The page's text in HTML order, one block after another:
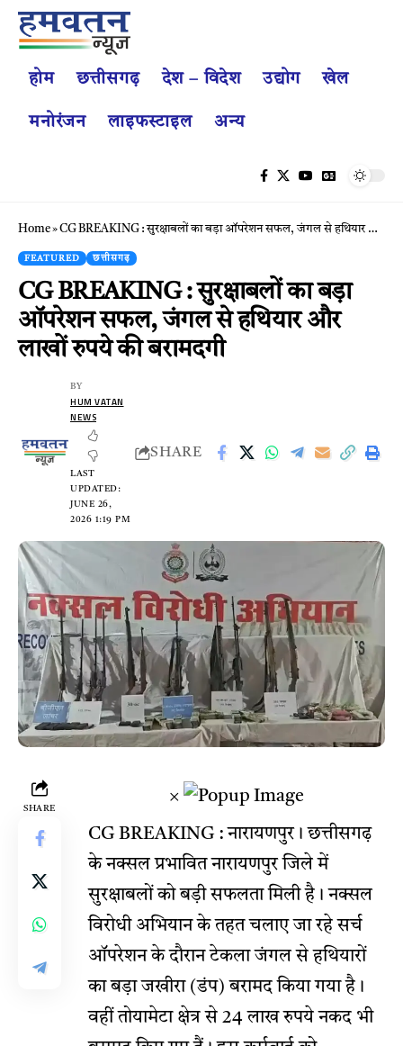
होम छत्तीसगढ़ देश – विदेश उद्योग खेल
मनोरंजन लाइफस्टाइल अन्य
Home»CG BREAKING : सुरक्षाबलों का बड़ा ऑपरेशन सफल, जंगल से हथियार और लाखों रुपये की बरामदगी
FEATURED छत्तीसगढ़
CG BREAKING : सुरक्षाबलों का बड़ा
ऑपरेशन सफल, जंगल से हथियार और
लाखों रुपये की बरामदगी
LAST
UPDATED:
JUNE 26,
2026 1:19 PM
BY
HUM VATAN
NEWS
SHARE
SHARE
×
CG BREAKING : नारायणपुर। छत्तीसगढ़
के नक्सल प्रभावित नारायणपुर जिले में
सुरक्षाबलों को बड़ी सफलता मिली है। नक्सल
विरोधी अभियान के तहत चलाए जा रहे सर्च
ऑपरेशन के दौरान टेकला जंगल से हथियारों
का बड़ा जखीरा (डंप) बरामद किया गया है।
वहीं तोयामेटा क्षेत्र से 24 लाख रुपये नकद भी